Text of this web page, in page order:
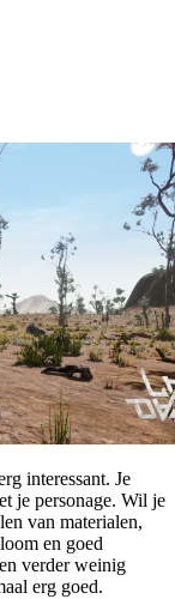
interessant. Je
je personage. Wil je
van materialen,
en goed
verder weinig
erg goed.